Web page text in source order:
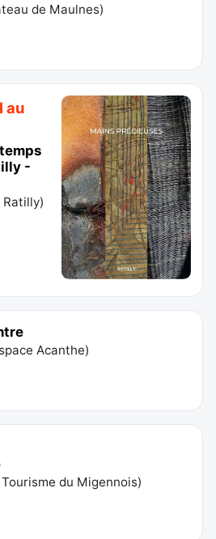
de Maulnes)
au
-
Ratilly)
Acanthe)
du Migennois)